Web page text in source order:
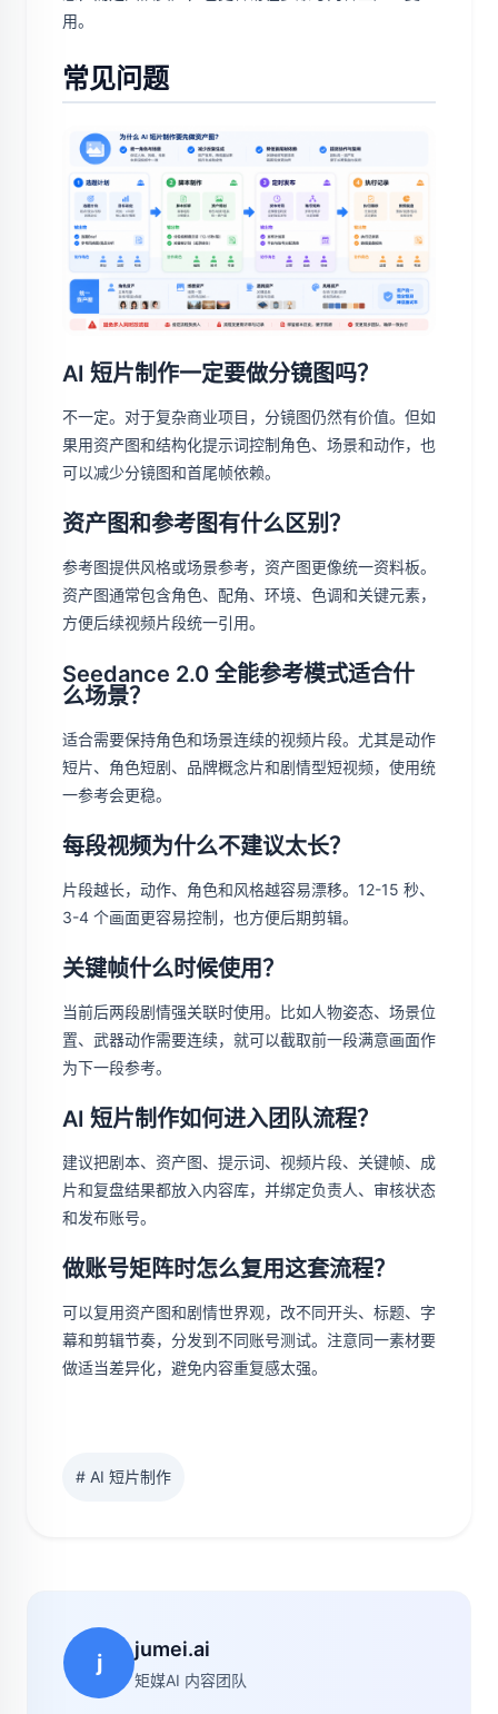
用。
常见问题
AI 短片制作一定要做分镜图吗？
不一定。对于复杂商业项目，分镜图仍然有价值。但如
果用资产图和结构化提示词控制角色、场景和动作，也
可以减少分镜图和首尾帧依赖。
资产图和参考图有什么区别？
参考图提供风格或场景参考，资产图更像统一资料板。
资产图通常包含角色、配角、环境、色调和关键元素，
方便后续视频片段统一引用。
Seedance 2.0 全能参考模式适合什
么场景？
适合需要保持角色和场景连续的视频片段。尤其是动作
短片、角色短剧、品牌概念片和剧情型短视频，使用统
一参考会更稳。
每段视频为什么不建议太长？
片段越长，动作、角色和风格越容易漂移。12-15 秒、
3-4 个画面更容易控制，也方便后期剪辑。
关键帧什么时候使用？
当前后两段剧情强关联时使用。比如人物姿态、场景位
置、武器动作需要连续，就可以截取前一段满意画面作
为下一段参考。
AI 短片制作如何进入团队流程？
建议把剧本、资产图、提示词、视频片段、关键帧、成
片和复盘结果都放入内容库，并绑定负责人、审核状态
和发布账号。
做账号矩阵时怎么复用这套流程？
可以复用资产图和剧情世界观，改不同开头、标题、字
幕和剪辑节奏，分发到不同账号测试。注意同一素材要
做适当差异化，避免内容重复感太强。
# AI 短片制作
j
jumei.ai
矩媒AI 内容团队